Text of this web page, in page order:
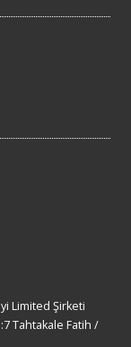
Limited Şirketi
Tahtakale Fatih /